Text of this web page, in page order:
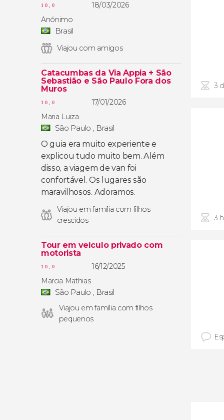
10,0
18/03/2026
Anónimo
Brasil
Viajou com amigos
Catacumbas da Via Appia + São
Sebastião e São Paulo Fora dos
Muros
10,0
17/01/2026
Maria Luiza
São Paulo , Brasil
O guia era muito experiente e
explicou tudo muito bem. Além
disso, a viagem de van foi
confortável. Os lugares são
maravilhosos. Adoramos.
Viajou em família com filhos
crescidos
Tour em veículo privado com
motorista
10,0
16/12/2025
Marcia Mathias
São Paulo , Brasil
Viajou em família com filhos
pequenos
3
3